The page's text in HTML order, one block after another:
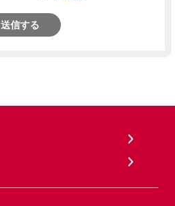
送信する